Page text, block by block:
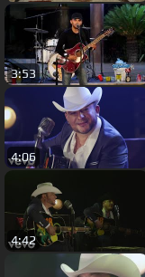
3:53
4:06
4:42